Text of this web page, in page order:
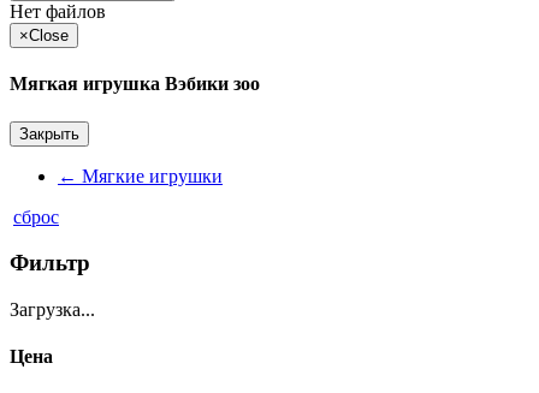
Нет файлов
×Close
Мягкая игрушка Вэбики зоо
Закрыть
← Мягкие игрушки
сброс
Фильтр
Загрузка...
Цена